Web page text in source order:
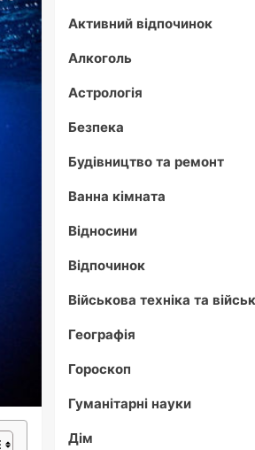
Активний відпочинок
Алкоголь
Астрологія
Безпека
Будівництво та ремонт
Ванна кімната
Відносини
Відпочинок
Військова техніка та
Географія
Гороскоп
Гуманітарні науки
Дім